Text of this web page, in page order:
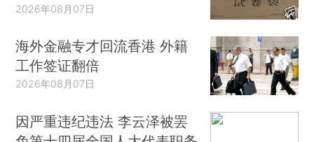
2026年08月07日
海外金融专才回流香港 外籍
工作签证翻倍
2026年08月07日
因严重违纪违法 李云泽被罢